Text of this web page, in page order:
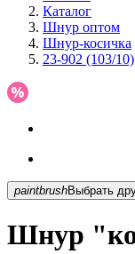
Каталог
Шнур оптом
Шнур-косичка
23-902 (103/10)
paintbrush
Шнур